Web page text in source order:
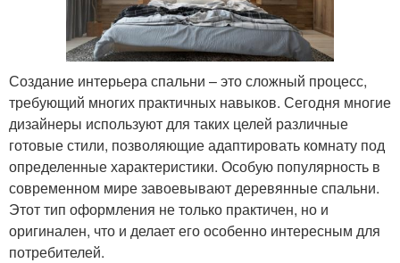
Создание интерьера спальни – это сложный процесс,
требующий многих практичных навыков. Сегодня многие
дизайнеры используют для таких целей различные
готовые стили, позволяющие адаптировать комнату под
определенные характеристики. Особую популярность в
современном мире завоевывают деревянные спальни.
Этот тип оформления не только практичен, но и
оригинален, что и делает его особенно интересным для
потребителей.